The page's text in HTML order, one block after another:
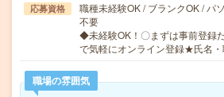
応募資格
職種未経験OK / ブランクOK / パ
不要
◆未経験OK！〇まずは事前登録
で気軽にオンライン登録★氏名
職場の雰囲気